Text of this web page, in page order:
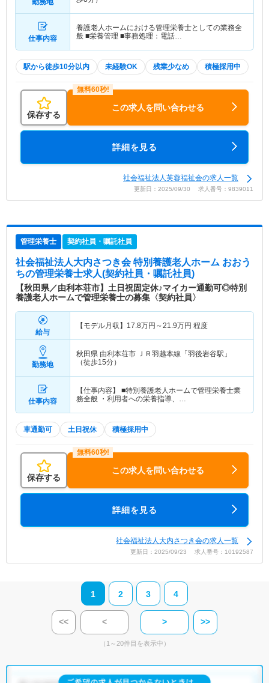
勤務地
仕事内容
養護老人ホームにおける管理栄養士としての業務全
般 ■栄養管理 ■事務処理：電話…
駅から徒歩10分以内 未経験OK 残業少なめ 積極採用中
保存する
この求人を問い合わせる
詳細を見る
社会福祉法人芙蓉福祉会の求人一覧
更新日：2025/09/30 求人番号：9839011
管理栄養士 契約社員・嘱託社員
社会福祉法人大内さつき会 特別養護老人ホーム おおう
ちの管理栄養士求人(契約社員・嘱託社員)
【秋田県／由利本荘市】土日祝固定休♪マイカー通勤可◎特別
養護老人ホームで管理栄養士の募集〈契約社員〉
給与
【モデル月収】 17.8万円～21.9万円 程度
勤務地
秋田県 由利本荘市 ＪＲ羽越本線「羽後岩谷駅」
（徒歩15分）
仕事内容
【仕事内容】 ■特別養護老人ホームで管理栄養士業
務全般 ・利用者への栄養指導、…
車通勤可 土日祝休 積極採用中
保存する
この求人を問い合わせる
詳細を見る
社会福祉法人大内さつき会の求人一覧
更新日：2025/09/23 求人番号：10192587
1 2 3 4
<< < > >>
（1～20件目を表示中）